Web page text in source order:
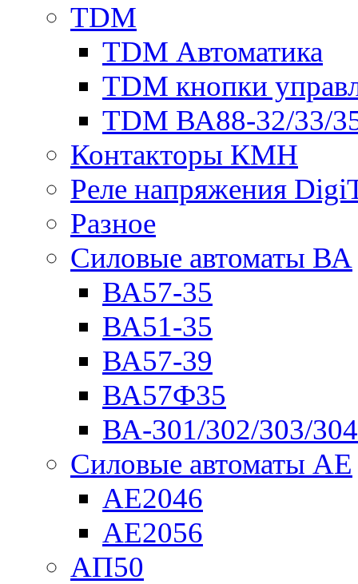
TDM
TDM Автоматика
TDM кнопки
TDM ВА88-32/33/
Контакторы КМН
Реле напряжения
Разное
Силовые автоматы ВА
ВА57-35
ВА51-35
ВА57-39
ВА57Ф35
ВА-301/302/303/
Силовые автоматы АЕ
АЕ2046
АЕ2056
АП50